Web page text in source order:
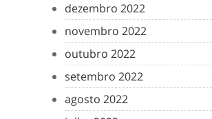
dezembro 2022
novembro 2022
outubro 2022
setembro 2022
agosto 2022